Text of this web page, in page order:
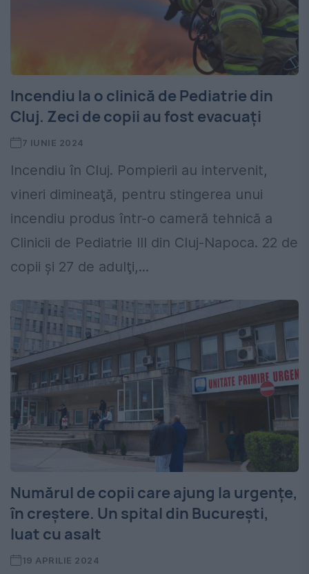
Incendiu la o clinică de Pediatrie din
Cluj. Zeci de copii au fost evacuați
7 IUNIE 2024
Incendiu în Cluj. Pompierii au intervenit,
vineri dimineaţă, pentru stingerea unui
incendiu produs într-o cameră tehnică a
Clinicii de Pediatrie III din Cluj-Napoca. 22 de
copii şi 27 de adulţi,...
Numărul de copii care ajung la urgențe,
în creștere. Un spital din București,
luat cu asalt
19 APRILIE 2024